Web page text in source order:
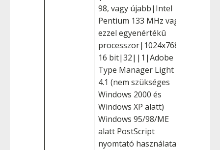
98, vagy újabb|Intel
Pentium 133 MHz vagy
ezzel egyenértékû
processzor|1024x768 -
16 bit|32||1|Adobe
Type Manager Light
4.1 (nem szükséges
Windows 2000 és
Windows XP alatt)
Windows 95/98/ME
alatt PostScript
nyomtató használata